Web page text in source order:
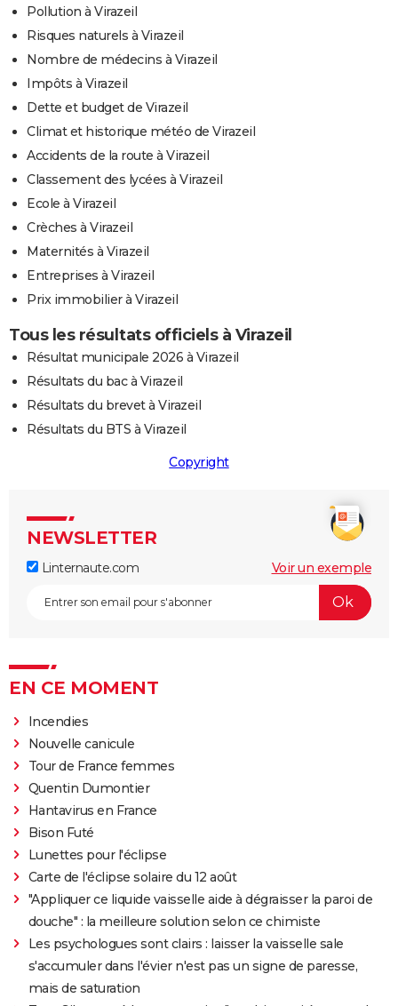
Pollution à Virazeil
Risques naturels à Virazeil
Nombre de médecins à Virazeil
Impôts à Virazeil
Dette et budget de Virazeil
Climat et historique météo de Virazeil
Accidents de la route à Virazeil
Classement des lycées à Virazeil
Ecole à Virazeil
Crèches à Virazeil
Maternités à Virazeil
Entreprises à Virazeil
Prix immobilier à Virazeil
Tous les résultats officiels à Virazeil
Résultat municipale 2026 à Virazeil
Résultats du bac à Virazeil
Résultats du brevet à Virazeil
Résultats du BTS à Virazeil
Copyright
NEWSLETTER
Linternaute.com Voir un exemple
EN CE MOMENT
Incendies
Nouvelle canicule
Tour de France femmes
Quentin Dumontier
Hantavirus en France
Bison Futé
Lunettes pour l'éclipse
Carte de l'éclipse solaire du 12 août
"Appliquer ce liquide vaisselle aide à dégraisser la paroi de
douche" : la meilleure solution selon ce chimiste
Les psychologues sont clairs : laisser la vaisselle sale
s'accumuler dans l'évier n'est pas un signe de paresse,
mais de saturation